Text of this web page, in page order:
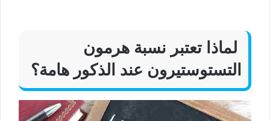
لماذا تعتبر نسبة هرمون
التستوستيرون عند الذكور هامة؟